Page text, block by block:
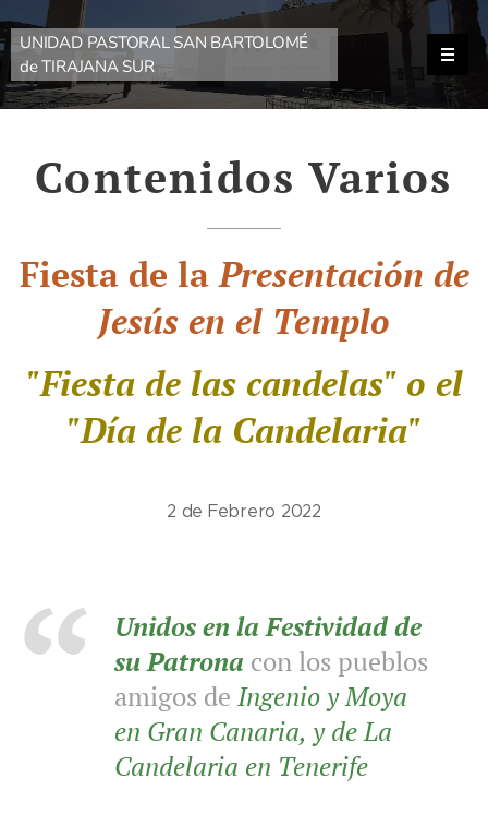
UNIDAD PASTORAL SAN BARTOLOMÉ
de TIRAJANA SUR
Contenidos Varios
Fiesta de laPresentación de
Jesús en el Templo
"Fiesta de las candelas" o el
"Día de la Candelaria"
2 de Febrero 2022
Unidos en la Festividad de
su Patrona con los pueblos
amigos de Ingenio y Moya
en Gran Canaria, y de La
Candelaria en Tenerife